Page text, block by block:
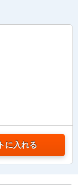
に入れる